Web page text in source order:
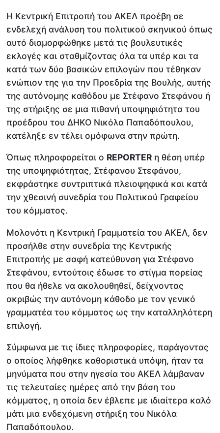
Η Κεντρική Επιτροπή του ΑΚΕΛ προέβη σε
ενδελεχή ανάλυση του πολιτικού σκηνικού όπως
αυτό διαμορφώθηκε μετά τις βουλευτικές
εκλογές και σταθμίζοντας όλα τα υπέρ και τα
κατά των δύο βασικών επιλογών που τέθηκαν
ενώπιον της για την Προεδρία της Βουλής, αυτής
της αυτόνομης καθόδου με Στέφανο Στεφάνου ή
της στήριξης σε μια πιθανή υποψηφιότητα του
προέδρου του ΔΗΚΟ Νικόλα Παπαδόπουλου,
κατέληξε εν τέλει ομόφωνα στην πρώτη.
Όπως πληροφορείται ο REPORTER η θέση υπέρ
της υποψηφιότητας, Στέφανου Στεφάνου,
εκφράστηκε συντριπτικά πλειοψηφικά και κατά
την χθεσινή συνεδρία του Πολιτικού Γραφείου
του κόμματος.
Μολονότι η Κεντρική Γραμματεία του ΑΚΕΛ, δεν
προσήλθε στην συνεδρία της Κεντρικής
Επιτροπής με σαφή κατεύθυνση για Στέφανο
Στεφάνου, εντούτοις έδωσε το στίγμα πορείας
που θα ήθελε να ακολουθηθεί, δείχνοντας
ακριβώς την αυτόνομη κάθοδο με τον γενικό
γραμματέα του κόμματος ως την καταλληλότερη
επιλογή.
Σύμφωνα με τις ίδιες πληροφορίες, παράγοντας
ο οποίος λήφθηκε καθοριστικά υπόψη, ήταν τα
μηνύματα που στην ηγεσία του ΑΚΕΛ λάμβαναν
τις τελευταίες ημέρες από την βάση του
κόμματος, η οποία δεν έβλεπε με ιδιαίτερα καλό
μάτι μια ενδεχόμενη στήριξη του Νικόλα
Παπαδόπουλου.